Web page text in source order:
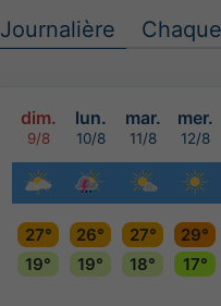
Journalière
dim. lun. mar. mer.
9/8 10/8 11/8 12/8
27° 26° 27°
29°
19°
19° 18° 17°